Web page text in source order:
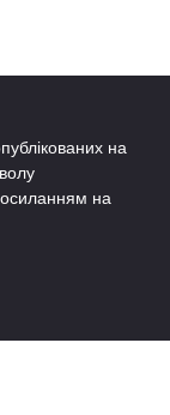
на
на